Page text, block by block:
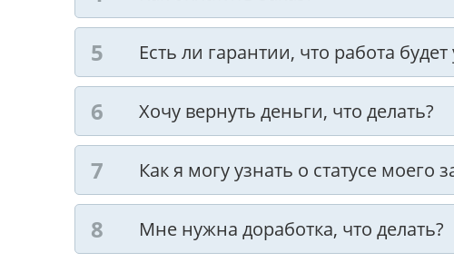
Есть ли гарантии, что работа
Хочу вернуть деньги, что делать?
Как я могу узнать о статусе моего
Мне нужна доработка, что делать?